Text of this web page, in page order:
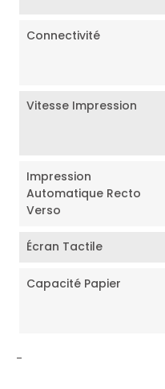
Connectivité
Vitesse Impression
Impression
Automatique Recto
Verso
Écran Tactile
Capacité Papier
-